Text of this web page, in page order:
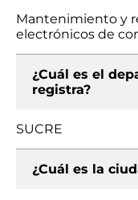
Mantenimiento y
electrónicos de
¿Cuál es el
registra?
SUCRE
¿Cuál es la